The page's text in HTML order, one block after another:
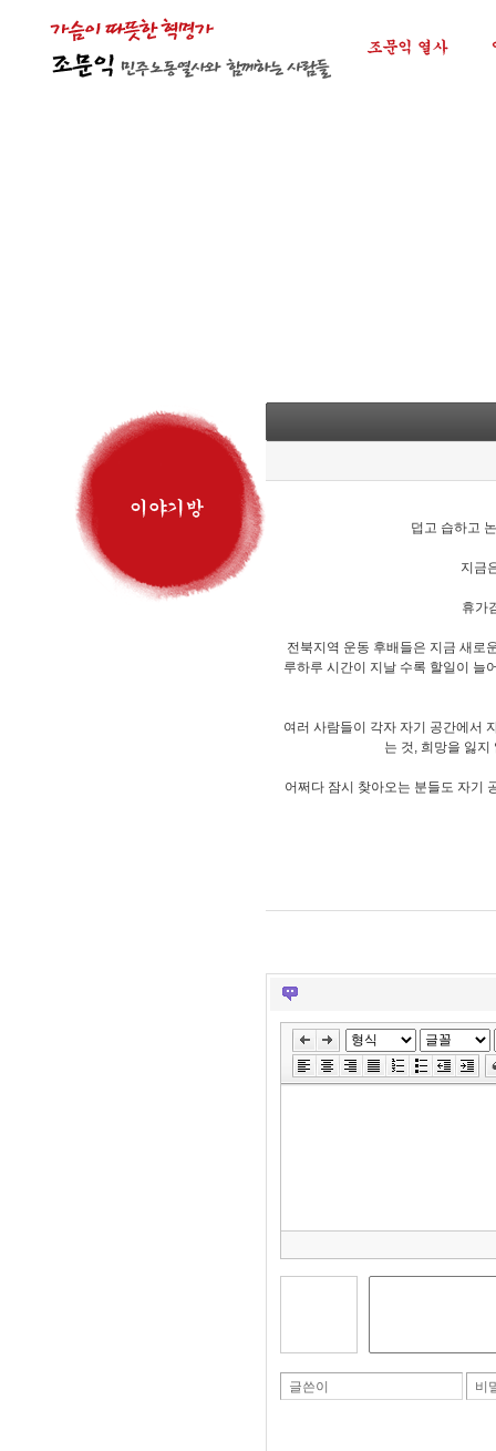
덥고 습하고
지금
휴가
전북지역 운동 후배들은 지금 새로
루하루 시간이 지날 수록 할일이 늘
여러 사람들이 각자 자기 공간에서
는 것, 희망을 잃
어쩌다 잠시 찾아오는 분들도 자기
글쓴이 비